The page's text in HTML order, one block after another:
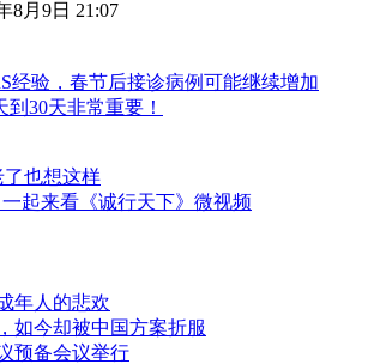
8月9日 21:07
经验，春节后接诊病例可能继续增加
30天非常重要！
了也想这样
起来看《诚行天下》微视频
年人的悲欢
如今却被中国方案折服
预备会议举行